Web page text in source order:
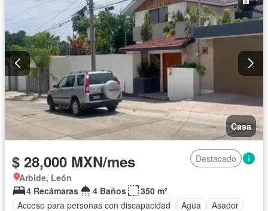
Casa
$ 28,000 MXN/mes
Destacado
Arbide, León
4 Recámaras
4 Baños
350 m²
Acceso para personas con discapacidad
Agua
Asador